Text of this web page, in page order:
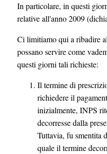
In particolare, in questi
relative all'anno 2009
Ci limitiamo qui a ribadire
possano servire come
questi giorni tali richieste:
Il termine di
richiedere il
inizialmente, INPS
decorresse dalla
Tuttavia, fu smentita
quale il termine